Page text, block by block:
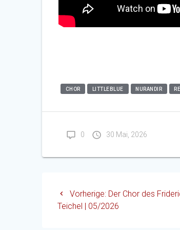
CHOR LITTLEBLUE NURANDIR
0 30 Mai, 2026
Vorherige: Vorheriger
Beitrag:
Der Chor des
Teichel | 05/2026